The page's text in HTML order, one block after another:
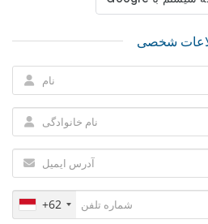
شخصی
+62